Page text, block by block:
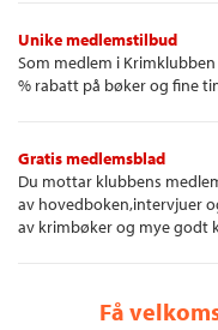
Unike medlemstilbud
Som medlem i
% rabatt på bøker og fine
Gratis medlemsblad
Du mottar klubbens
av hovedboken,intervjuer
av krimbøker og mye godt
Få